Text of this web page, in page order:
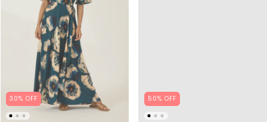
30% OFF 50% OFF